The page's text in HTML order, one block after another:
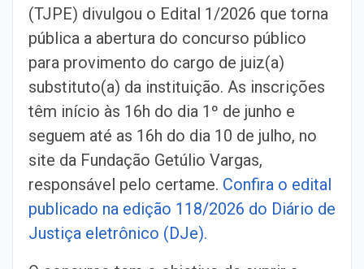
(TJPE) divulgou o Edital 1/2026 que torna
pública a abertura do concurso público
para provimento do cargo de juiz(a)
substituto(a) da instituição. As inscrições
têm início às 16h do dia 1º de junho e
seguem até as 16h do dia 10 de julho, no
site da Fundação Getúlio Vargas,
responsável pelo certame. Confira o edital
publicado na edição 118/2026 do Diário de
Justiça eletrônico (DJe).